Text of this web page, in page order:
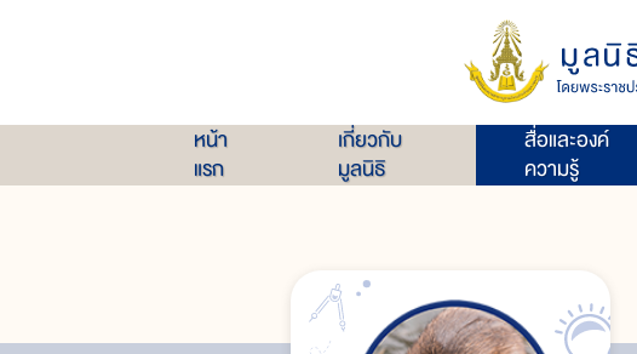
หน้า
แรก
เกี่ยวกับ
มูลนิธิ
สื่อและองค์
ความรู้